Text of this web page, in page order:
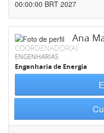
00:00:00 BRT 2027
Ana
COORDENADOR(A)
ENGENHARIAS
Engenharia de Energia